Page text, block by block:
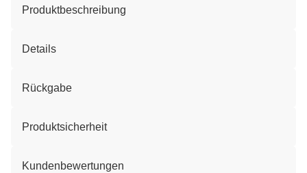
Produktbeschreibung
Details
Rückgabe
Produktsicherheit
Kundenbewertungen